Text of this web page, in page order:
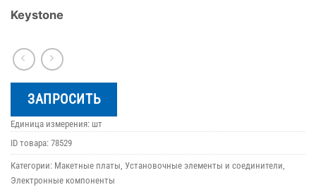
Keystone
ЗАПРОСИТЬ
Единица измерения: шт
ID товара: 78529
Категории: Макетные платы, Установочные элементы и соединители,
Электронные компоненты